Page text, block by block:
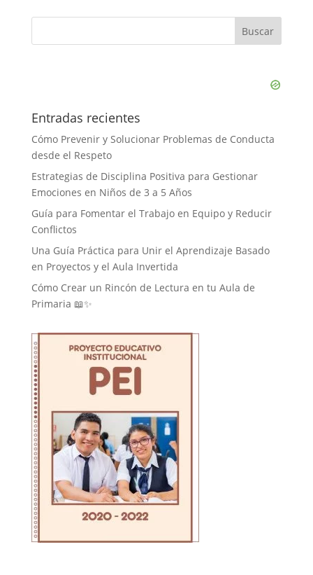
Entradas recientes
Cómo Prevenir y Solucionar Problemas de Conducta
desde el Respeto
Estrategias de Disciplina Positiva para Gestionar
Emociones en Niños de 3 a 5 Años
Guía para Fomentar el Trabajo en Equipo y Reducir
Conflictos
Una Guía Práctica para Unir el Aprendizaje Basado
en Proyectos y el Aula Invertida
Cómo Crear un Rincón de Lectura en tu Aula de
Primaria 📖✨